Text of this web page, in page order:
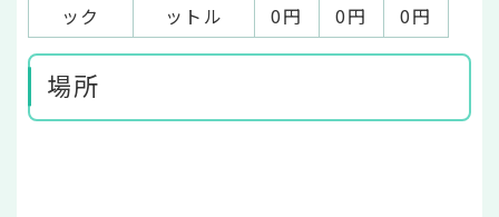
ック
ットル
0円
0円
0円
場所